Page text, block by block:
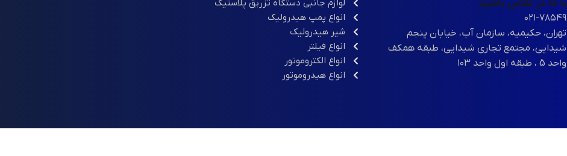
با ما در تماس باشید
۰۲۱-۷۸۵۴۹
تهران، حکیمیه، سازمان آب، خیابان پنجم
شیدایی، مجتمع تجاری شیدایی، طبقه همکف
واحد 5 ، طبقه اول واحد ۱۰۳
لوازم جانبی دستگاه تزریق پلاستیک
انواع پمپ هیدرولیک
شیر هیدرولیک
انواع فیلتر
انواع الکتروموتور
انواع هیدروموتور